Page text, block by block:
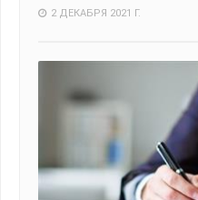
2 ДЕКАБРЯ 2021 Г.